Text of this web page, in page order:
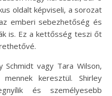
oldalt képviseli, a sorozat
emberi sebezhetőség és
is. Ez a kettősség teszi őt
vagy Tara Wilson,
keresztül. Shirley
és személyesebb